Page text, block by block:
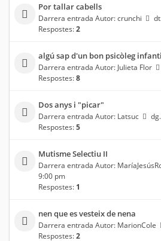
Por tallar cabells
Darrera entrada Autor:crunchi
Respostes:2
algú sap d'un bon psicòleg
Darrera entrada Autor: Julieta Flor
Respostes:8
Dos anys i "picar"
Darrera entrada Autor: Latsuc
Respostes:5
Mutisme Selectiu II
Darrera entrada Autor:
9:00 pm
Respostes: 1
nen que es vesteix de nena
Darrera entrada Autor: MarionCole
Respostes:2